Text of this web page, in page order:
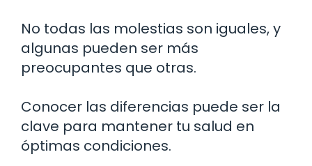
No todas las molestias son iguales, y
algunas pueden ser más
preocupantes que otras.
Conocer las diferencias puede ser la
clave para mantener tu salud en
óptimas condiciones.